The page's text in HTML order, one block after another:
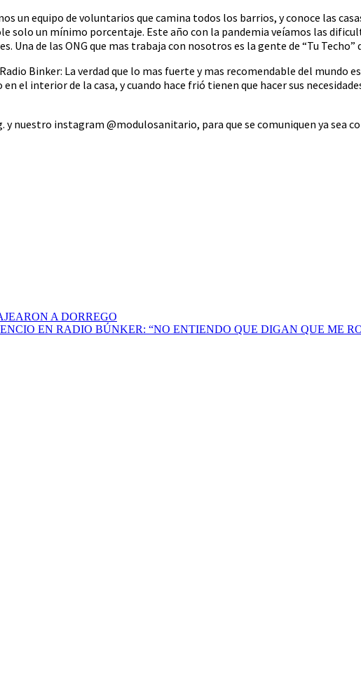
un equipo de voluntarios que camina todos los barrios, y conoce las
solo un mínimo porcentaje. Este año con la pandemia veíamos las
de las ONG que mas trabaja con nosotros es la gente de “Tu Techo”
Binker: La verdad que lo mas fuerte y mas recomendable del mundo
el interior de la casa, y cuando hace frió tienen que hacer sus
nuestro instagram @modulosanitario, para que se comuniquen ya sea
A DORREGO
EN RADIO BÚNKER: “NO ENTIENDO QUE DIGAN QUE ME